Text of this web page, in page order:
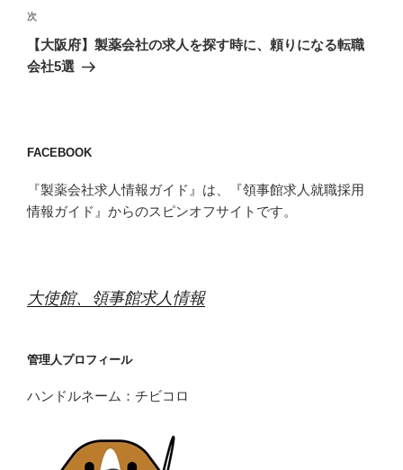
稿
ナ
ビ
ョ
ン
次
の
投
次
【大阪府】製薬会社の求人を探す時に、頼りになる転職
会社5選
FACEBOOK
『製薬会社求人情報ガイド』は、『領事館求人就職採用
情報ガイド』からのスピンオフサイトです。
大使館、領事館求人情報
管理人プロフィール
ハンドルネーム：チビコロ